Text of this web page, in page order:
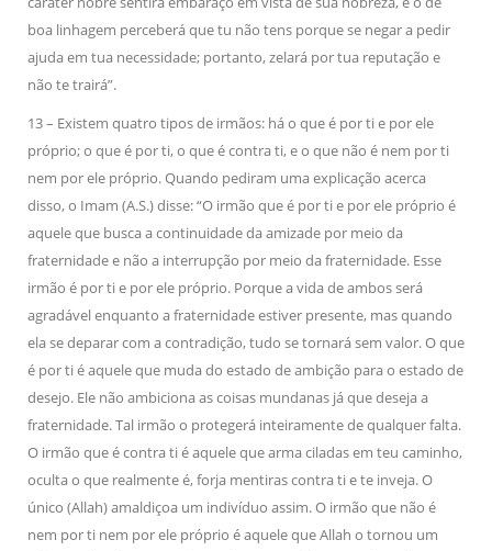
boa linhagem perceberá que tu não tens porque se negar a pedir
ajuda em tua necessidade; portanto, zelará por tua reputação e
não te trairá”.
13 – Existem quatro tipos de irmãos: há o que é por ti e por ele
próprio; o que é por ti, o que é contra ti, e o que não é nem por ti
nem por ele próprio. Quando pediram uma explicação acerca
disso, o Imam (A.S.) disse: “O irmão que é por ti e por ele próprio é
aquele que busca a continuidade da amizade por meio da
fraternidade e não a interrupção por meio da fraternidade. Esse
irmão é por ti e por ele próprio. Porque a vida de ambos será
agradável enquanto a fraternidade estiver presente, mas quando
ela se deparar com a contradição, tudo se tornará sem valor. O que
é por ti é aquele que muda do estado de ambição para o estado de
desejo. Ele não ambiciona as coisas mundanas já que deseja a
fraternidade. Tal irmão o protegerá inteiramente de qualquer falta.
O irmão que é contra ti é aquele que arma ciladas em teu caminho,
oculta o que realmente é, forja mentiras contra ti e te inveja. O
único (Allah) amaldiçoa um indivíduo assim. O irmão que não é
nem por ti nem por ele próprio é aquele que Allah o tornou um